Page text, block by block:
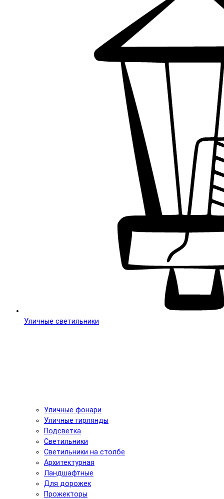
Уличные светильники
Уличные фонари
Уличные гирлянды
Подсветка
Светильники
Светильники на столбе
Архитектурная
Ландшафтные
Для дорожек
Прожекторы